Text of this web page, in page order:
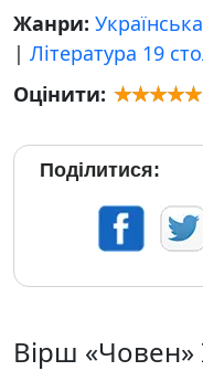
Жанри:
| Література 19
Оцінити:
Поділитися:
Вірш «Човен»